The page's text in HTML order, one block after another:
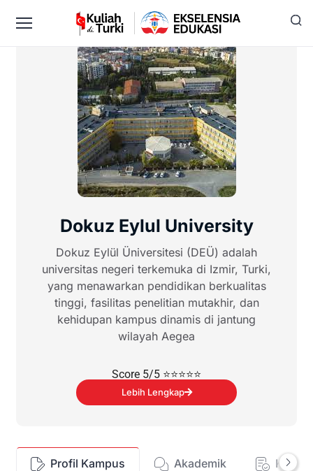
Dokuz Eylul University
Dokuz Eylül Üniversitesi (DEÜ) adalah
universitas negeri terkemuka di Izmir, Turki,
yang menawarkan pendidikan berkualitas
tinggi, fasilitas penelitian mutakhir, dan
kehidupan kampus dinamis di jantung
wilayah Aegea
Score 5/5 ⭐⭐⭐⭐⭐
Lebih Lengkap
Profil Kampus Akademik